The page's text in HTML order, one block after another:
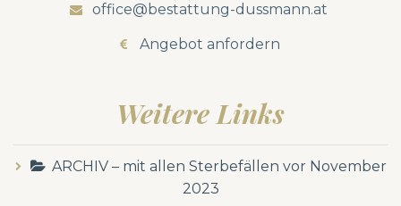
office@bestattung-dussmann.at
Angebot anfordern
Weitere Links
ARCHIV – mit allen Sterbefällen vor November
2023